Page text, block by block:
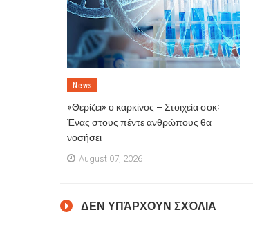
News
«Θερίζει» ο καρκίνος – Στοιχεία σοκ:
Ένας στους πέντε ανθρώπους θα
νοσήσει
August 07, 2026
ΔΕΝ ΥΠΆΡΧΟΥΝ ΣΧΌΛΙΑ